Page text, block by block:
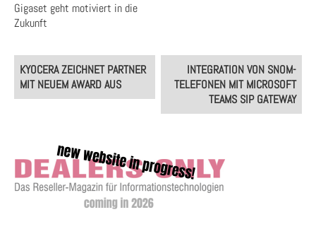
Gigaset geht motiviert in die
Zukunft
Post
navigation
KYOCERA ZEICHNET PARTNER
MIT NEUEM AWARD AUS
INTEGRATION VON SNOM-
TELEFONEN MIT MICROSOFT
TEAMS SIP GATEWAY